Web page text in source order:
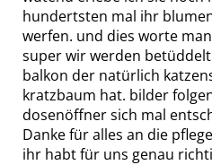
hundertsten mal ihr
werfen. und dies worte
super wir werden
balkon der natürlich
kratzbaum hat. bilder
dosenöffner sich mal
Danke für alles an die
ihr habt für uns genau